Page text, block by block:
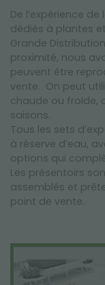
De l’expérience
dédiés à plantes
Grande
proximité, nous
peuvent être
vente. On peut
chaude ou froide,
saisons.
Tous les sets
à réserve d’eau,
options qui
Les présentoirs
assemblés et
point de vente.